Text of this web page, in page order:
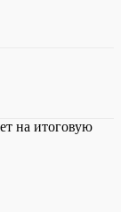
на итоговую